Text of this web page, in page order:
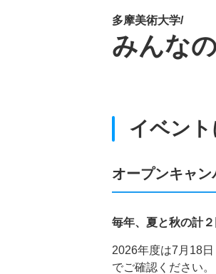
多摩美術大学/
みんな
イベン
オープンキャン
毎年、夏と秋の計
2026年度は7月18
でご確認ください。